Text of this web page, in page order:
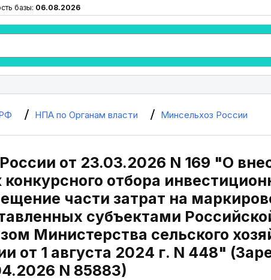
базы: 06.08.2026
НПА по Органам власти Минсельхоз России
от 23.03.2026 N 169 "О
отбора
части затрат на
субъектами
Министерства сельского
от 1 августа 2024 г. N 448"
N 85883)